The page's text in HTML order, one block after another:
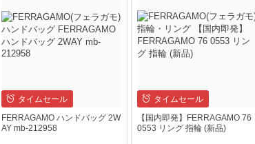
タイムセール
FERRAGAMO ハンドバッグ 2W
AY mb-212958
タイムセール
【国内即発】FERRAGAMO 76
0553 リング 指輪 (新品)